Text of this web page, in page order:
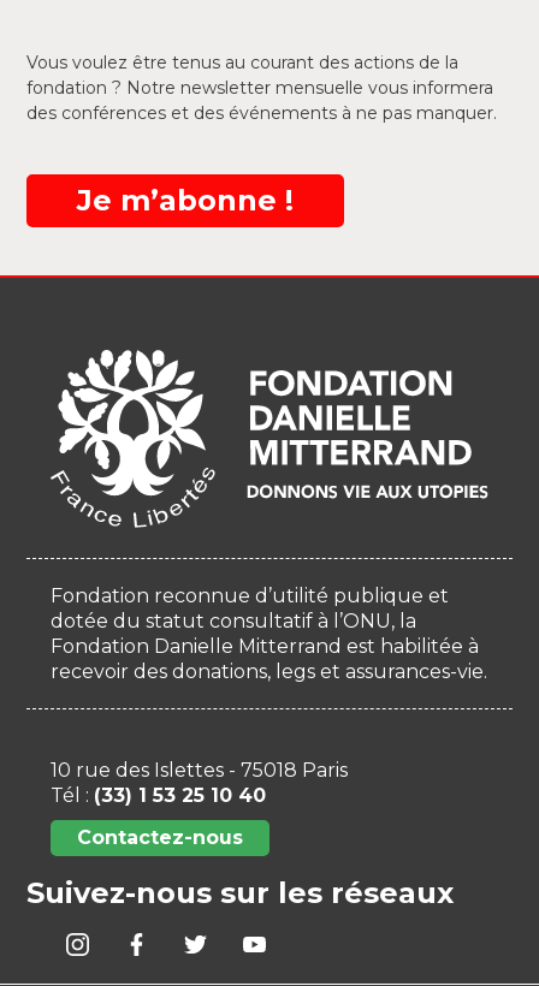
Vous voulez être tenus au courant des actions de la
fondation ? Notre newsletter mensuelle vous informera
des conférences et des événements à ne pas manquer.
Je m’abonne !
Fondation reconnue d’utilité publique et
dotée du statut consultatif à l’ONU, la
Fondation Danielle Mitterrand est habilitée à
recevoir des donations, legs et assurances-vie.
10 rue des Islettes - 75018 Paris
Tél : (33) 1 53 25 10 40
Contactez-nous
Suivez-nous sur les réseaux